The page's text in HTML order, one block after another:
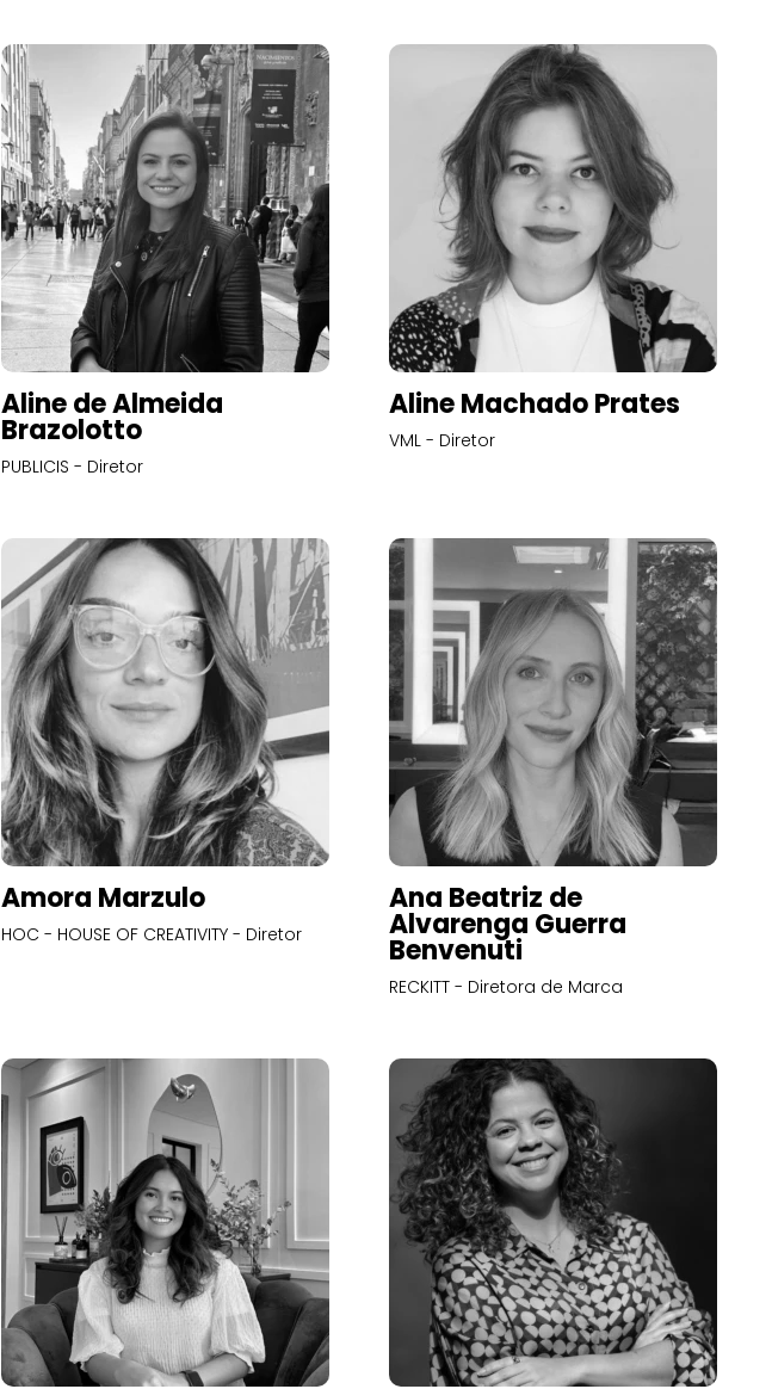
Aline de Almeida
Brazolotto
PUBLICIS - Diretor
Aline Machado Prates
VML - Diretor
Amora Marzulo
HOC - HOUSE OF CREATIVITY - Diretor
Ana Beatriz de
Alvarenga Guerra
Benvenuti
RECKITT - Diretora de Marca